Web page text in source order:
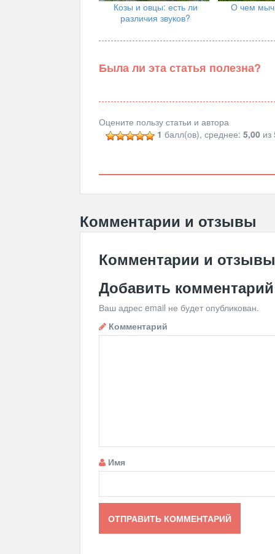
Козы и овцы: есть ли
различия звуков?
О чем
Была ли эта статья полезна?
Оцените пользу статьи и автора
1 балл(ов), среднее:5,00 из
Комментарии и отзывы
Комментарии и отзывы
Добавить комментарий
Ваш адрес email не будет опубликован.
Комментарий
Имя